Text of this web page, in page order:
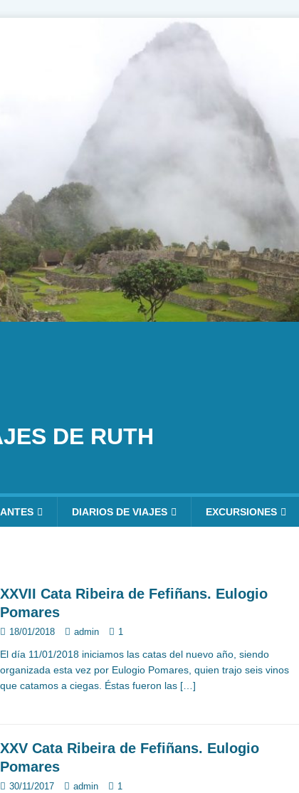
DE RUTH
DIARIOS DE VIAJES EXCURSIONES
XXVII Cata Ribeira de Fefiñans. Eulogio
Pomares
18/01/2018 admin 1
El día 11/01/2018 iniciamos las catas del nuevo año, siendo
organizada esta vez por Eulogio Pomares, quien trajo seis vinos
que catamos a ciegas. Éstas fueron las […]
XXV Cata Ribeira de Fefiñans. Eulogio
Pomares
30/11/2017 admin 1